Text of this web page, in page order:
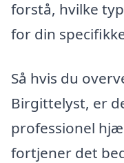
forstå, hvilke
for din
Så hvis du
Birgittelyst, er
professionel
fortjener det